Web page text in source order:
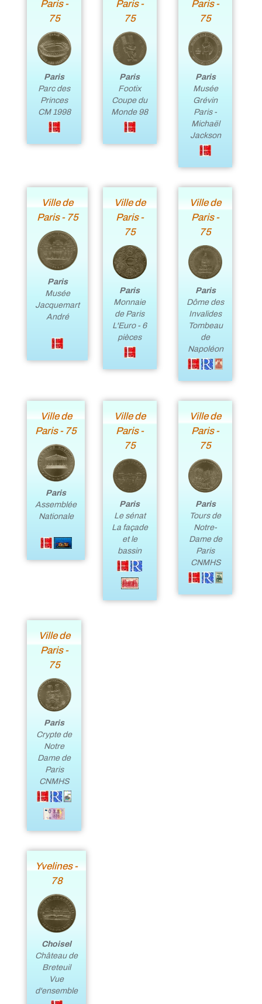
Paris -
75
Paris
Parc des
Princes
CM 1998
Paris -
75
Paris
Footix
Coupe du
Monde 98
Paris -
75
Paris
Musée
Grévin
Paris -
Michaël
Jackson
Ville de
Paris - 75
Paris
Musée
Jacquemart
André
Ville de
Paris -
75
Paris
Monnaie
de Paris
L'Euro - 6
pièces
Ville de
Paris -
75
Paris
Dôme des
Invalides
Tombeau
de
Napoléon
Ville de
Paris - 75
Paris
Assemblée
Nationale
Ville de
Paris -
75
Paris
Le sénat
La façade
et le
bassin
Ville de
Paris -
75
Paris
Tours de
Notre-
Dame de
Paris
CNMHS
Ville de
Paris -
75
Paris
Crypte de
Notre
Dame de
Paris
CNMHS
Yvelines -
78
Choisel
Château de
Breteuil
Vue
d'ensemble